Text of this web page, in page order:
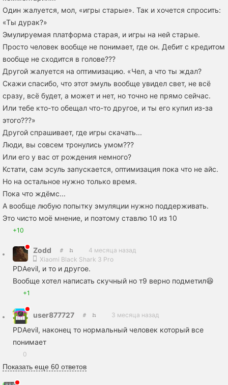
Один жалуется, мол, «игры старые». Так и хочется спросить:
«Ты дyрaк?»
Эмулируемая платформа старая, и игры на ней старые.
Просто человек вообще не понимает, где он. Дебит с кредитом
вообще не сходится в голове???
Другой жалуется на оптимизацию. «Чел, а что ты ждал?
Скажи спасибо, что этот эмуль вообще увидел свет, не всё
сразу, всё будет, а может и нет, но точно не прямо сейчас.
Или тебе кто-то обещал что-то другое, и ты его купил из-за
этого???»
Другой спрашивает, где игры скачать...
Люди, вы совсем тронулись умом???
Или его у вас от рождения немного?
Кстати, сам эсуль запускается, оптимизация пока что не айс.
Но на остальное нужно только время.
Пока что ждёмс...
А вообще любую попытку эмуляции нужно поддерживать.
Это чисто моё мнение, и поэтому ставлю 10 из 10
+10
Zodd
4 месяца назад
Xiaomi Black Shark 3 Pro
PDAevil, и то и другое.
Вообще хотел написать скучный но т9 верно подметил😆
+1
user877727 3 месяца назад
PDAevil, наконец то нормальный человек который все
понимает
0
Показать еще 60 ответов